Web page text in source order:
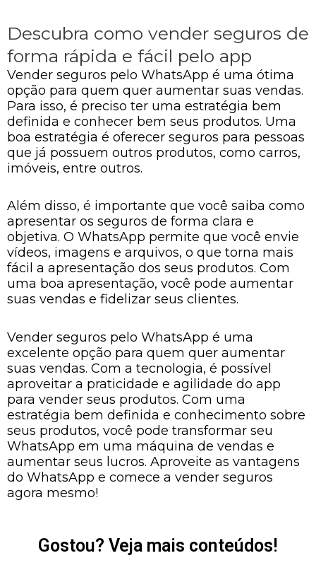
Descubra como vender seguros de
forma rápida e fácil pelo app
Vender seguros pelo WhatsApp é uma ótima
opção para quem quer aumentar suas vendas.
Para isso, é preciso ter uma estratégia bem
definida e conhecer bem seus produtos. Uma
boa estratégia é oferecer seguros para pessoas
que já possuem outros produtos, como carros,
imóveis, entre outros.
Além disso, é importante que você saiba como
apresentar os seguros de forma clara e
objetiva. O WhatsApp permite que você envie
vídeos, imagens e arquivos, o que torna mais
fácil a apresentação dos seus produtos. Com
uma boa apresentação, você pode aumentar
suas vendas e fidelizar seus clientes.
Vender seguros pelo WhatsApp é uma
excelente opção para quem quer aumentar
suas vendas. Com a tecnologia, é possível
aproveitar a praticidade e agilidade do app
para vender seus produtos. Com uma
estratégia bem definida e conhecimento sobre
seus produtos, você pode transformar seu
WhatsApp em uma máquina de vendas e
aumentar seus lucros. Aproveite as vantagens
do WhatsApp e comece a vender seguros
agora mesmo!
Gostou? Veja mais conteúdos!